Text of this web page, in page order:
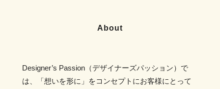
About
Designer’s Passion（デザイナーズパッション）で
は、「想いを形に」をコンセプトにお客様にとって